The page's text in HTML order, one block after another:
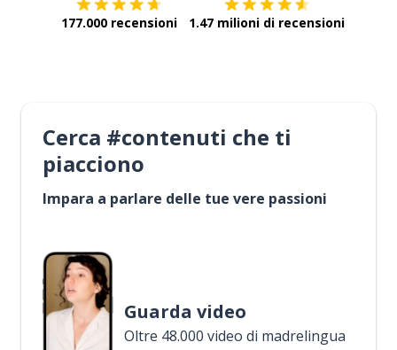
177.000 recensioni 1.47 milioni di recensioni
Cerca #contenuti che ti
piacciono
Impara a parlare delle tue vere passioni
Guarda video
Oltre 48.000 video di madrelingua